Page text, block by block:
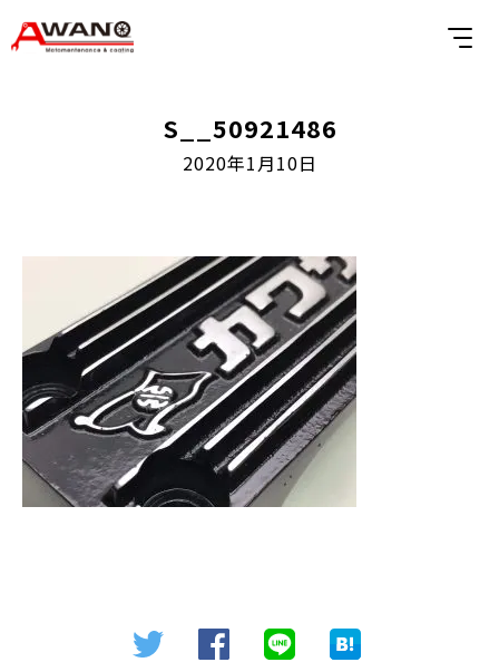
S__50921486
2020年1月10日